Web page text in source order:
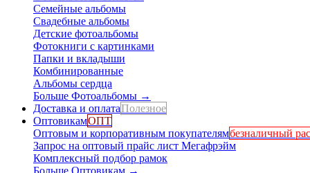
Семейные альбомы
Свадебные альбомы
Детские фотоальбомы
Фотокниги с картинками
Папки и вкладыши
Комбинированные
Альбомы сердца
Больше Фотоальбомы →
Доставка и оплатаПолезное
ОптовикамОПТ
Оптовым и корпоративным покупателямбезналичный
Запрос на оптовый прайс лист Мегафрэйм
Комплексный подбор рамок
Больше Оптовикам →